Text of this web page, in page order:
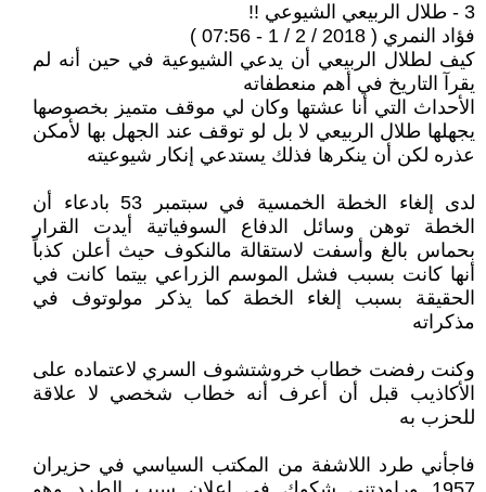
3 - طلال الربيعي الشيوعي !!
فؤاد النمري ( 2018 / 2 / 1 - 07:56 )
كيف لطلال الربيعي أن يدعي الشيوعية في حين أنه لم
يقرآ التاريخ في أهم منعطفاته
الأحداث التي أنا عشتها وكان لي موقف متميز بخصوصها
يجهلها طلال الربيعي لا بل لو توقف عند الجهل بها لأمكن
عذره لكن أن ينكرها فذلك يستدعي إنكار شيوعيته
لدى إلغاء الخطة الخمسية في سبتمبر 53 بادعاء أن
الخطة توهن وسائل الدفاع السوفياتية أيدت القرار
بحماس بالغ وأسفت لاستقالة مالنكوف حيث أعلن كذباً
أنها كانت بسبب فشل الموسم الزراعي بيتما كانت في
الحقيقة بسبب إلغاء الخطة كما يذكر مولوتوف في
مذكراته
وكنت رفضت خطاب خروشتشوف السري لاعتماده على
الأكاذيب قبل أن أعرف أنه خطاب شخصي لا علاقة
للحزب به
فاجأني طرد اللاشفة من المكتب السياسي في حزيران